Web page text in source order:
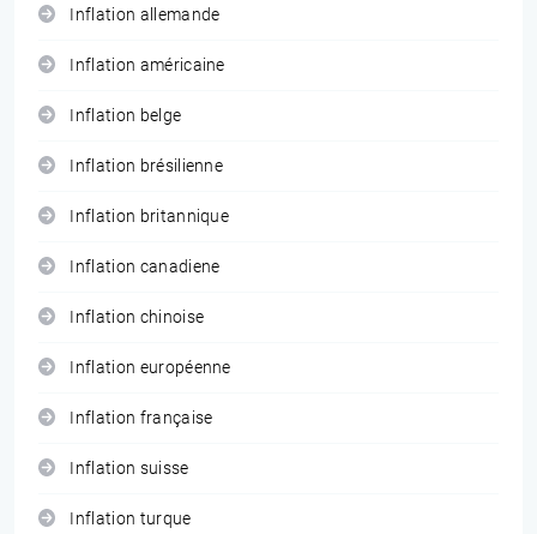
Inflation allemande
Inflation américaine
Inflation belge
Inflation brésilienne
Inflation britannique
Inflation canadiene
Inflation chinoise
Inflation européenne
Inflation française
Inflation suisse
Inflation turque